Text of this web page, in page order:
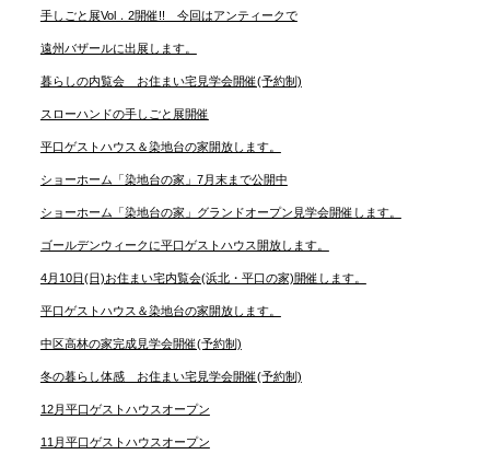
手しごと展Vol．2開催!! 今回はアンティークで
遠州バザールに出展します。
暮らしの内覧会 お住まい宅見学会開催(予約制)
スローハンドの手しごと展開催
平口ゲストハウス＆染地台の家開放します。
ショーホーム「染地台の家」7月末まで公開中
ショーホーム「染地台の家」グランドオープン見学会開催します。
ゴールデンウィークに平口ゲストハウス開放します。
4月10日(日)お住まい宅内覧会(浜北・平口の家)開催します。
平口ゲストハウス＆染地台の家開放します。
中区高林の家完成見学会開催(予約制)
冬の暮らし体感 お住まい宅見学会開催(予約制)
12月平口ゲストハウスオープン
11月平口ゲストハウスオープン